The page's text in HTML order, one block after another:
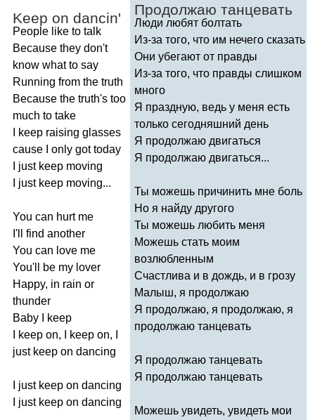
Keep on dancin'
People like to talk
Because they don't
know what to say
Running from the truth
Because the truth's too
much to take
keep raising glasses
cause
only got today
just keep moving
just keep moving...
You can hurt me
I'll
find another
You can love me
You'll
be my lover
Happy, in rain or
thunder
Baby
keep
keep on, keep on,
just keep on dancing
just keep on dancing
just keep on dancing
Продолжаю танцевать
Люди любят болтать
Из-за того, что им нечего сказать
Они убегают от правды
Из-за того, что правды слишком
много
Я праздную, ведь у меня есть
только сегодняшний день
Я продолжаю двигаться
Я продолжаю двигаться...
Ты можешь причинить мне боль
Но я найду другого
Ты можешь любить меня
Можешь стать моим
возлюбленным
Счастлива и в дождь, и в грозу
Малыш, я продолжаю
Я продолжаю, я продолжаю, я
продолжаю танцевать
Я продолжаю танцевать
Я продолжаю танцевать
Можешь увидеть, увидеть мои